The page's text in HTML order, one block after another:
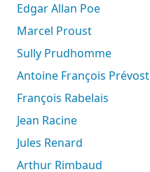
Edgar Allan Poe
Marcel Proust
Sully Prudhomme
Antoine François Prévost
François Rabelais
Jean Racine
Jules Renard
Arthur Rimbaud